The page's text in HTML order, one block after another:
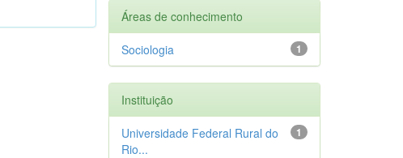
Áreas de conhecimento
1
Sociologia
Instituição
1
Universidade Federal Rural do
Rio...